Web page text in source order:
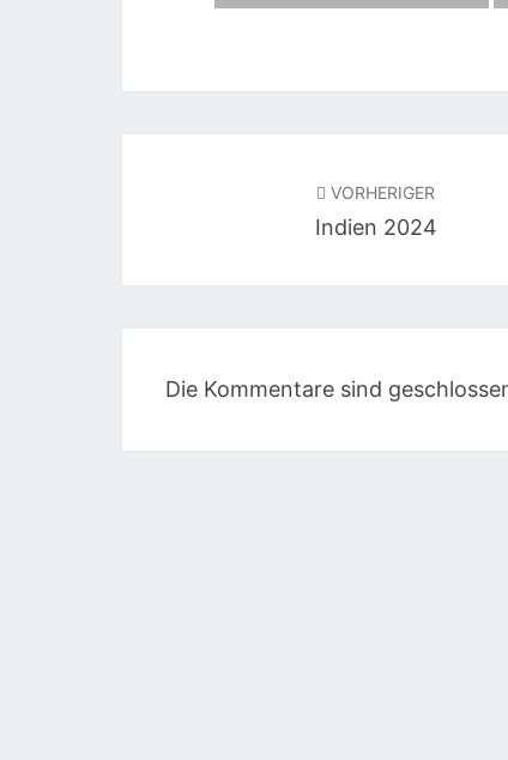
VORHERIGER
Indien 2024
Die Kommentare sind